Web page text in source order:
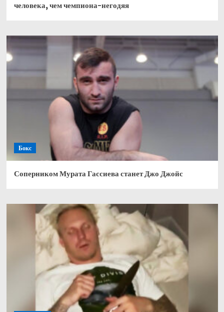
человека, чем чемпиона-негодяя
Бокс
Соперником Мурата Гассиева станет Джо Джойс